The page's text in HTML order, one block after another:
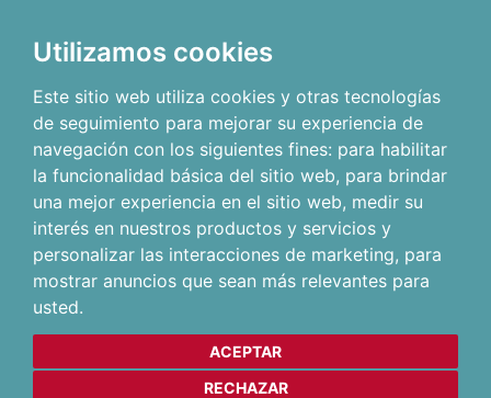
Utilizamos cookies
Este sitio web utiliza cookies y otras tecnologías
de seguimiento para mejorar su experiencia de
navegación con los siguientes fines: para habilitar
la funcionalidad básica del sitio web, para brindar
una mejor experiencia en el sitio web, medir su
interés en nuestros productos y servicios y
personalizar las interacciones de marketing, para
mostrar anuncios que sean más relevantes para
usted.
ACEPTAR
RECHAZAR